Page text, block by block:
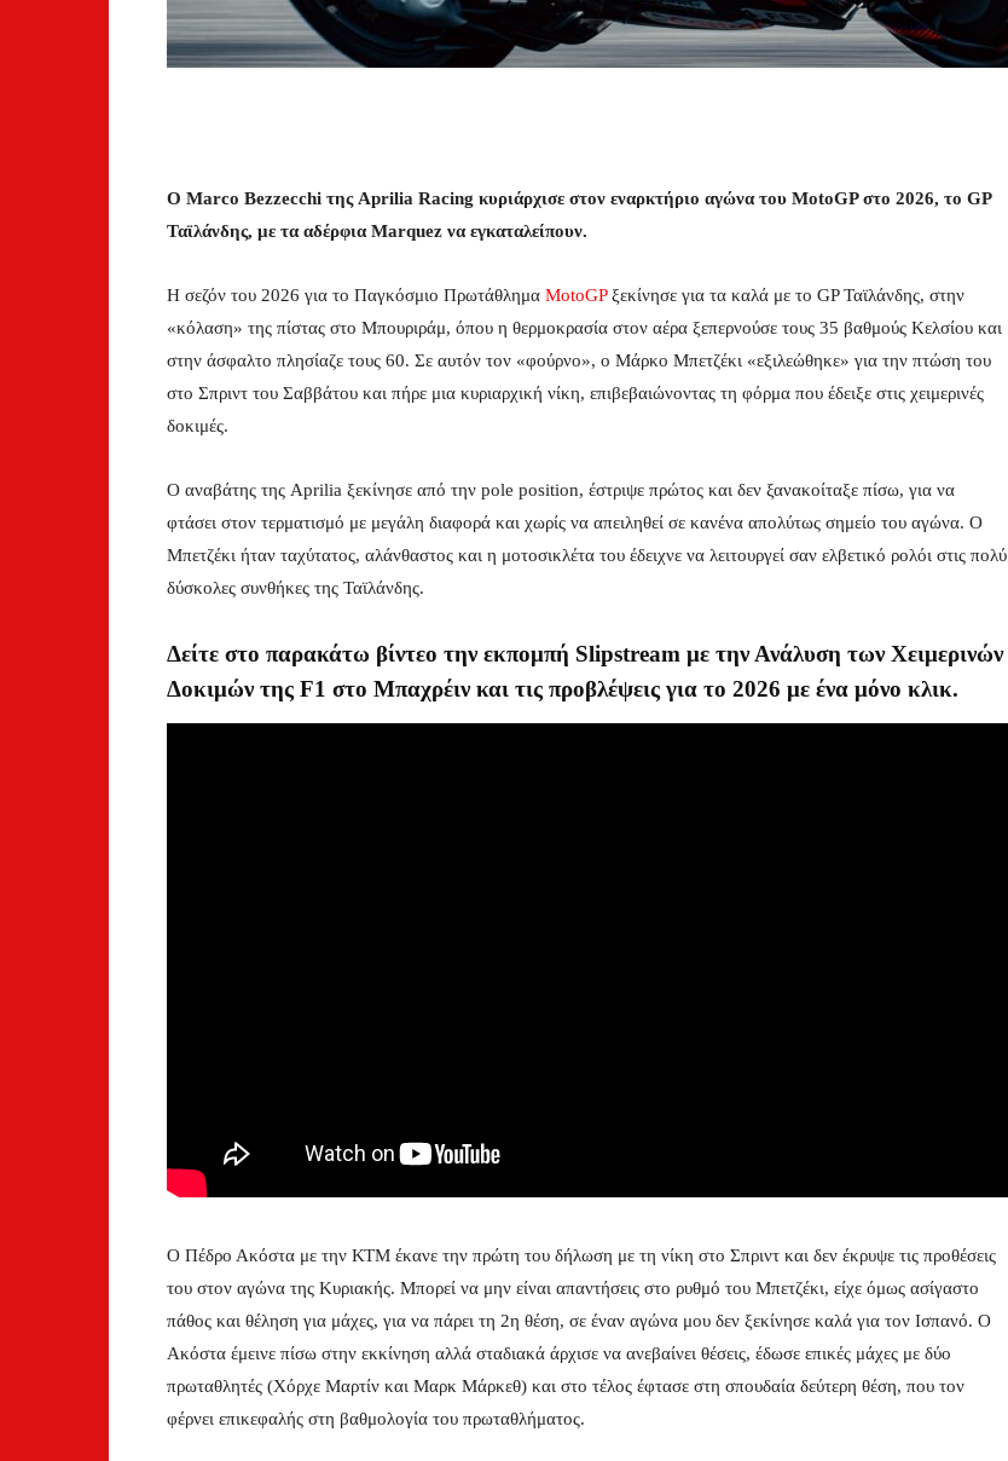
Ο Marco Bezzecchi της Aprilia Racing κυριάρχισε στον εναρκτήριο αγώνα του MotoGP στο 2026, το GP
Ταϊλάνδης, με τα αδέρφια Marquez να εγκαταλείπουν.
Η σεζόν του 2026 για το Παγκόσμιο Πρωτάθλημα MotoGPξεκίνησε για τα καλά με το GP Ταϊλάνδης, στην
«κόλαση» της πίστας στο Μπουριράμ, όπου η θερμοκρασία στον αέρα ξεπερνούσε τους 35 βαθμούς Κελσίου και
στην άσφαλτο πλησίαζε τους 60. Σε αυτόν τον «φούρνο», ο Μάρκο Μπετζέκι «εξιλεώθηκε» για την πτώση του
στο Σπριντ του Σαββάτου και πήρε μια κυριαρχική νίκη, επιβεβαιώνοντας τη φόρμα που έδειξε στις χειμερινές
δοκιμές.
O αναβάτης της Aprilia ξεκίνησε από την pole position, έστριψε πρώτος και δεν ξανακοίταξε πίσω, για να
φτάσει στον τερματισμό με μεγάλη διαφορά και χωρίς να απειληθεί σε κανένα απολύτως σημείο του αγώνα. Ο
Μπετζέκι ήταν ταχύτατος, αλάνθαστος και η μοτοσικλέτα του έδειχνε να λειτουργεί σαν ελβετικό ρολόι στις πολύ
δύσκολες συνθήκες της Ταϊλάνδης.
Δείτε στο παρακάτω βίντεο την εκπομπή Slipstream με την Ανάλυση των Χειμερινών
Δοκιμών της F1 στο Μπαχρέιν και τις προβλέψεις για το 2026 με ένα μόνο κλικ.
Ο Πέδρο Ακόστα με την ΚΤΜ έκανε την πρώτη του δήλωση με τη νίκη στο Σπριντ και δεν έκρυψε τις προθέσεις
του στον αγώνα της Κυριακής. Μπορεί να μην είναι απαντήσεις στο ρυθμό του Μπετζέκι, είχε όμως ασίγαστο
πάθος και θέληση για μάχες, για να πάρει τη 2η θέση, σε έναν αγώνα μου δεν ξεκίνησε καλά για τον Ισπανό. Ο
Ακόστα έμεινε πίσω στην εκκίνηση αλλά σταδιακά άρχισε να ανεβαίνει θέσεις, έδωσε επικές μάχες με δύο
πρωταθλητές (Χόρχε Μαρτίν και Μαρκ Μάρκεθ) και στο τέλος έφτασε στη σπουδαία δεύτερη θέση, που τον
φέρνει επικεφαλής στη βαθμολογία του πρωταθλήματος.